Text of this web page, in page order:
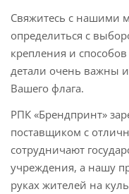
Свяжитесь с нашими
определиться с
крепления и
детали очень важны
Вашего флага.
РПК «Брендпринт»
поставщиком с
сотрудничают
учреждения, а нашу
руках жителей на